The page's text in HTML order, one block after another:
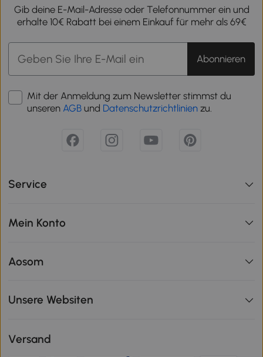
Gib deine E-Mail-Adresse oder Telefonnummer ein und
erhalte 10€ Rabatt bei einem Einkauf für mehr als 69€
Abonnieren
Mit der Anmeldung zum Newsletter stimmst du
unseren AGB und Datenschutzrichtlinien zu.
Service
Mein Konto
Aosom
Unsere Websiten
Versand